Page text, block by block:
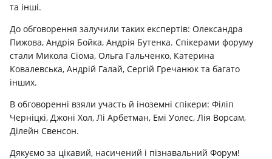
та інші.
До обговорення залучили таких експертів: Олександра
Пижова, Андрія Бойка, Андрія Бутенка. Спікерами форуму
стали Микола Сіома, Ольга Гальченко, Катерина
Ковалевська, Андрій Галай, Сергій Гречанюк та багато
інших.
В обговоренні взяли участь й іноземні спікери: Філіп
Черніцкі, Джоні Хол, Лі Арбетман, Емі Уолес, Лія Ворсам,
Ділейн Свенсон.
Дякуємо за цікавий, насичений і пізнавальний Форум!